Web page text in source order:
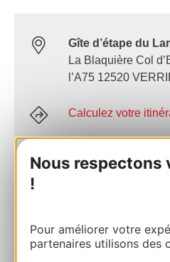
Nous respectons
!
Pour améliorer votre
partenaires utilisons des
Gîte d’étape du
La Blaquière Col
l’A75 12520
Calculez votre
+33618543309